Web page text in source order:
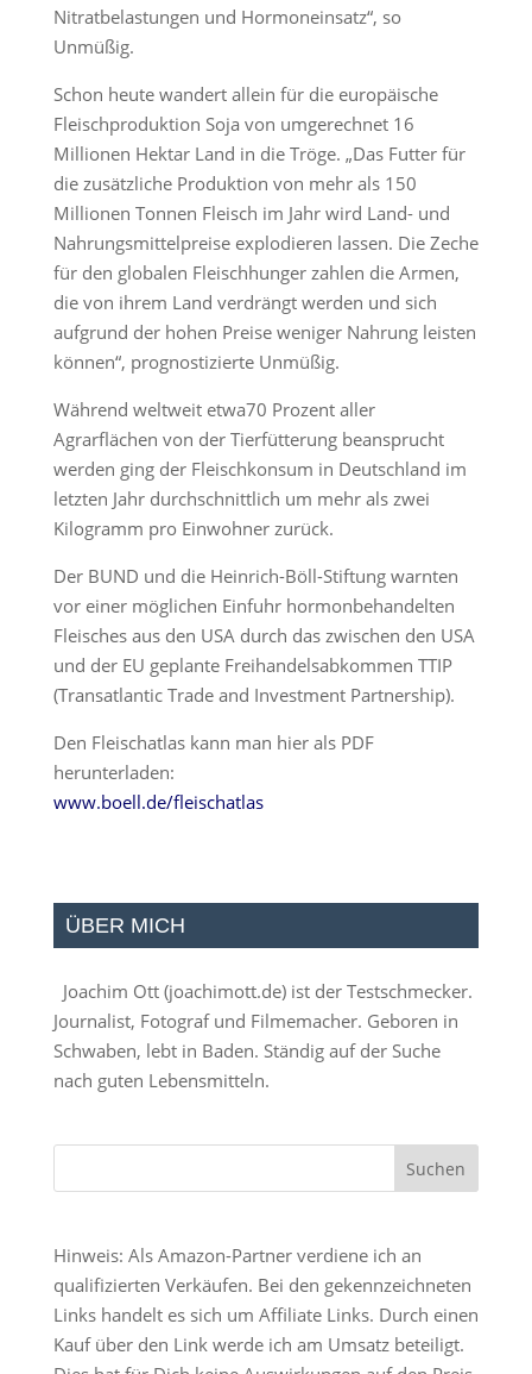
Nitratbelastungen und Hormoneinsatz“, so
Unmüßig.
Schon heute wandert allein für die europäische
Fleischproduktion Soja von umgerechnet 16
Millionen Hektar Land in die Tröge. „Das Futter für
die zusätzliche Produktion von mehr als 150
Millionen Tonnen Fleisch im Jahr wird Land- und
Nahrungsmittelpreise explodieren lassen. Die Zeche
für den globalen Fleischhunger zahlen die Armen,
die von ihrem Land verdrängt werden und sich
aufgrund der hohen Preise weniger Nahrung leisten
können“, prognostizierte Unmüßig.
Während weltweit etwa70 Prozent aller
Agrarflächen von der Tierfütterung beansprucht
werden ging der Fleischkonsum in Deutschland im
letzten Jahr durchschnittlich um mehr als zwei
Kilogramm pro Einwohner zurück.
Der BUND und die Heinrich-Böll-Stiftung warnten
vor einer möglichen Einfuhr hormonbehandelten
Fleisches aus den USA durch das zwischen den USA
und der EU geplante Freihandelsabkommen TTIP
(Transatlantic Trade and Investment Partnership).
Den Fleischatlas kann man hier als PDF
herunterladen:
www.boell.de/fleischatlas
ÜBER MICH
Joachim Ott (joachimott.de) ist der Testschmecker.
Journalist, Fotograf und Filmemacher. Geboren in
Schwaben, lebt in Baden. Ständig auf der Suche
nach guten Lebensmitteln.
Hinweis: Als Amazon-Partner verdiene ich an
qualifizierten Verkäufen. Bei den gekennzeichneten
Links handelt es sich um Affiliate Links. Durch einen
Kauf über den Link werde ich am Umsatz beteiligt.